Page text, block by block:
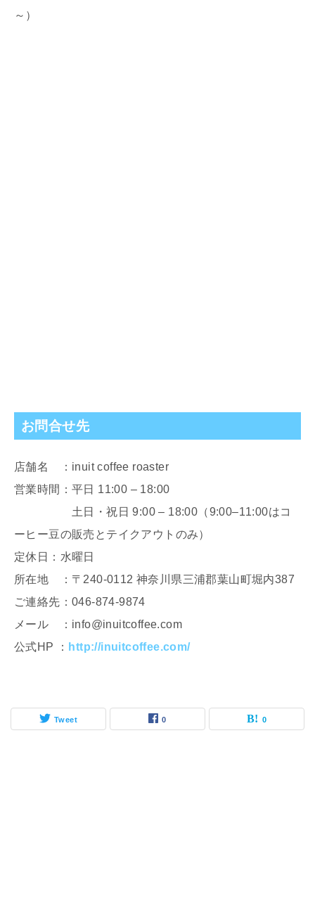
～）
お問合せ先
店舗名 ：inuit coffee roaster
営業時間：平日 11:00 – 18:00
土日・祝日 9:00 – 18:00（9:00–11:00はコ
ーヒー豆の販売とテイクアウトのみ）
定休日：水曜日
所在地 ：〒240-0112 神奈川県三浦郡葉山町堀内387
ご連絡先：046-874-9874
メール ：info@inuitcoffee.com
公式HP ： http://inuitcoffee.com/
Tweet 0 0